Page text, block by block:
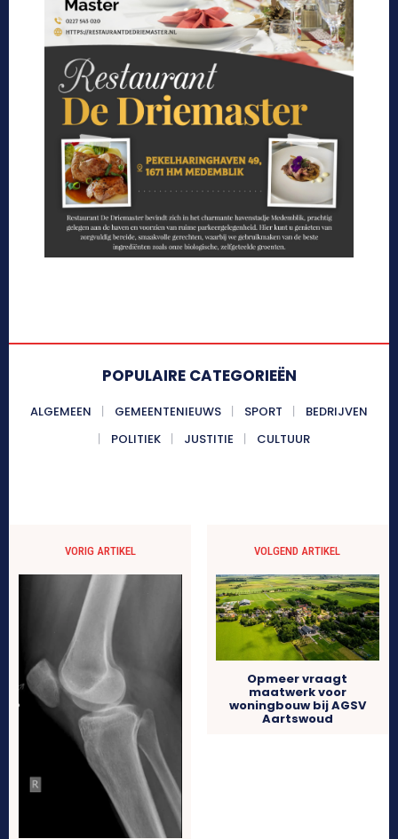
POPULAIRE CATEGORIEËN
ALGEMEEN GEMEENTENIEUWS SPORT
BEDRIJVEN
POLITIEK
JUSTITIE CULTUUR
VORIG ARTIKEL VOLGEND ARTIKEL
Opmeer vraagt
maatwerk voor
woningbouw bij AGSV
Aartswoud